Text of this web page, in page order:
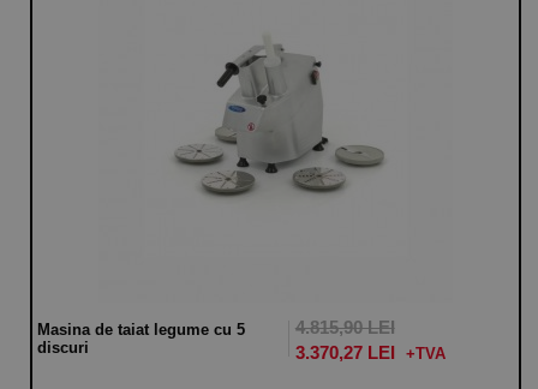
Masina de taiat legume cu 5
discuri
4.815,90 LEI
3.370,27 LEI